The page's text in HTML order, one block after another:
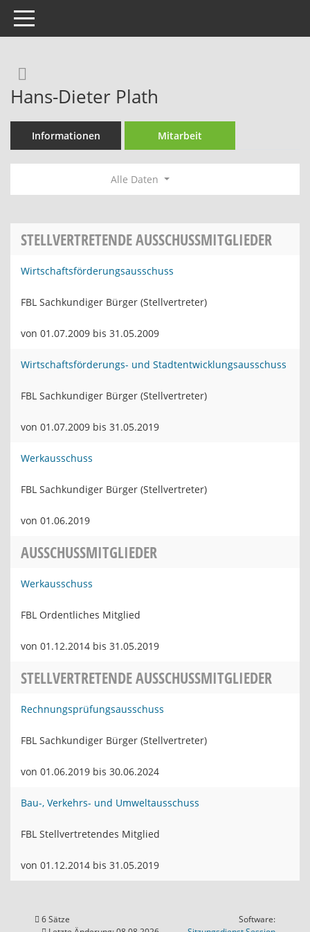
Toggle navigation
Hans-Dieter Plath
Informationen Mitarbeit
Alle Daten
STELLVERTRETENDE AUSSCHUSSMITGLIEDER
Wirtschaftsförderungsausschuss
FBL Sachkundiger Bürger (Stellvertreter)
von 01.07.2009 bis 31.05.2009
Wirtschaftsförderungs- und Stadtentwicklungsausschuss
FBL Sachkundiger Bürger (Stellvertreter)
von 01.07.2009 bis 31.05.2019
Werkausschuss
FBL Sachkundiger Bürger (Stellvertreter)
von 01.06.2019
AUSSCHUSSMITGLIEDER
Werkausschuss
FBL Ordentliches Mitglied
von 01.12.2014 bis 31.05.2019
STELLVERTRETENDE AUSSCHUSSMITGLIEDER
Rechnungsprüfungsausschuss
FBL Sachkundiger Bürger (Stellvertreter)
von 01.06.2019 bis 30.06.2024
Bau-, Verkehrs- und Umweltausschuss
FBL Stellvertretendes Mitglied
von 01.12.2014 bis 31.05.2019
6 Sätze
Software: